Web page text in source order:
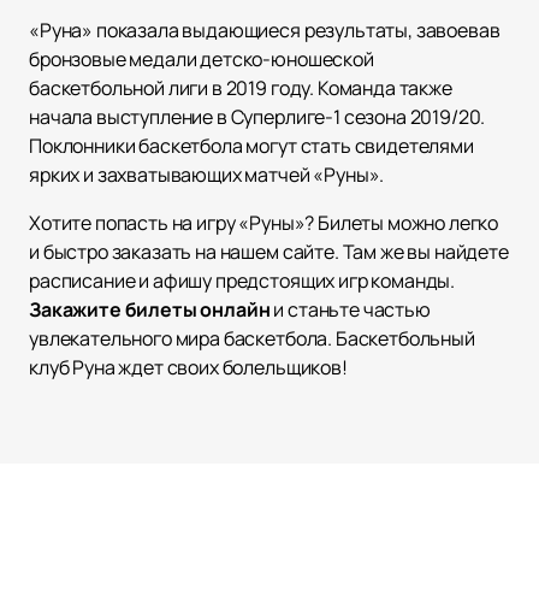
«Руна» показала выдающиеся результаты, завоевав
бронзовые медали детско-юношеской
баскетбольной лиги в 2019 году. Команда также
начала выступление в Суперлиге-1 сезона 2019/20.
Поклонники баскетбола могут стать свидетелями
ярких и захватывающих матчей «Руны».
Хотите попасть на игру «Руны»? Билеты можно легко
и быстро заказать на нашем сайте. Там же вы найдете
расписание и афишу предстоящих игр команды.
Закажите билеты онлайни станьте частью
увлекательного мирa баскетбола. Баскетбольный
клуб Руна ждет своих болельщиков!